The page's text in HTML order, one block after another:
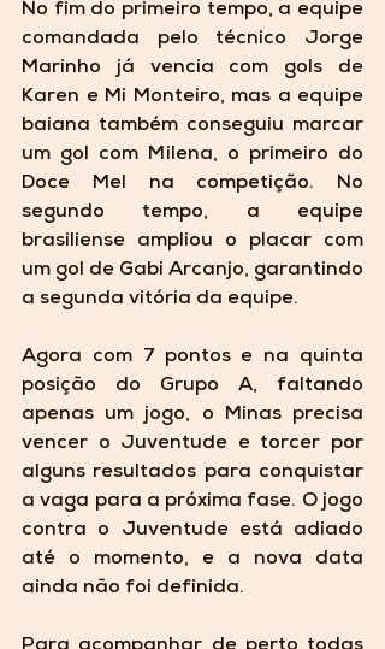
No fim do primeiro tempo, a equipe
comandada pelo técnico Jorge
Marinho já vencia com gols de
Karen e Mi Monteiro, mas a equipe
baiana também conseguiu marcar
um gol com Milena, o primeiro do
Doce Mel na competição. No
segundo tempo, a equipe
brasiliense ampliou o placar com
um gol de Gabi Arcanjo, garantindo
a segunda vitória da equipe.
Agora com 7 pontos e na quinta
posição do Grupo A, faltando
apenas um jogo, o Minas precisa
vencer o Juventude e torcer por
alguns resultados para conquistar
a vaga para a próxima fase. O jogo
contra o Juventude está adiado
até o momento, e a nova data
ainda não foi definida.